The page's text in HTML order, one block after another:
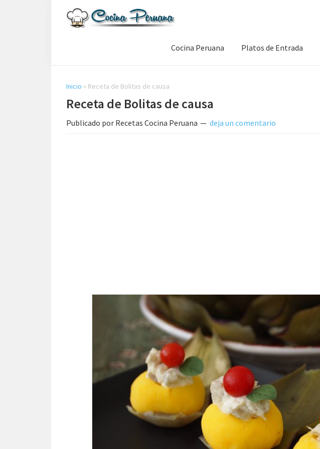
de
Comida
Peruana
Cocina Peruana Platos de Entrada
Inicio » Receta de Bolitas de causa
Receta de Bolitas de causa
Publicado por Recetas Cocina Peruana deja un comentario